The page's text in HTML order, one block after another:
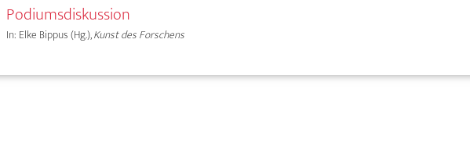
Podiumsdiskussion
In: Elke Bippus (Hg.),Kunst des Forschens